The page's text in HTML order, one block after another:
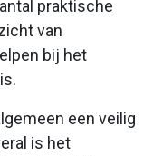
praktische
van
bij het
een veilig
is het